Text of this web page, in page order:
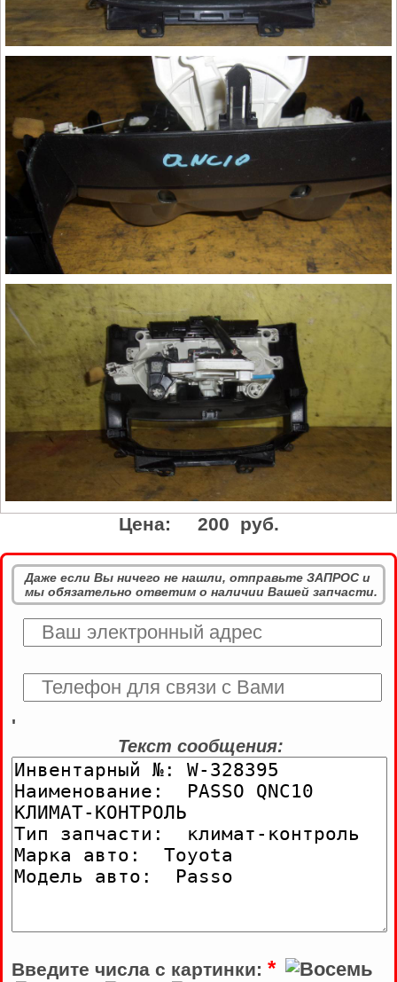
Цена: 200 руб.
Даже если Вы ничего не нашли, отправьте ЗАПРОС и
мы обязательно ответим о наличии Вашей запчасти.
'
Текст сообщения:
Введите числа с картинки: *